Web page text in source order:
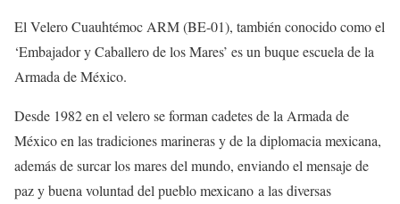
El Velero Cuauhtémoc ARM (BE-01), también conocido como el
‘Embajador y Caballero de los Mares’ es un buque escuela de la
Armada de México.
Desde 1982 en el velero se forman cadetes de la Armada de
México en las tradiciones marineras y de la diplomacia mexicana,
además de surcar los mares del mundo, enviando el mensaje de
paz y buena voluntad del pueblo mexicano a las diversas